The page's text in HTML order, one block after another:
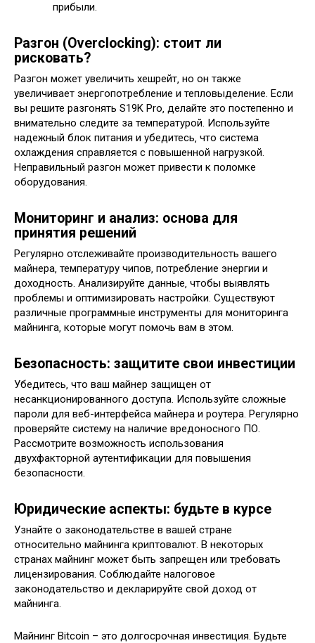
прибыли.
Разгон (Overclocking): стоит ли
рисковать?
Разгон может увеличить хешрейт‚ но он также
увеличивает энергопотребление и тепловыделение. Если
вы решите разгонять S19K Pro‚ делайте это постепенно и
внимательно следите за температурой. Используйте
надежный блок питания и убедитесь‚ что система
охлаждения справляется с повышенной нагрузкой.
Неправильный разгон может привести к поломке
оборудования.
Мониторинг и анализ: основа для
принятия решений
Регулярно отслеживайте производительность вашего
майнера‚ температуру чипов‚ потребление энергии и
доходность. Анализируйте данные‚ чтобы выявлять
проблемы и оптимизировать настройки. Существуют
различные программные инструменты для мониторинга
майнинга‚ которые могут помочь вам в этом.
Безопасность: защитите свои инвестиции
Убедитесь‚ что ваш майнер защищен от
несанкционированного доступа. Используйте сложные
пароли для веб-интерфейса майнера и роутера. Регулярно
проверяйте систему на наличие вредоносного ПО.
Рассмотрите возможность использования
двухфакторной аутентификации для повышения
безопасности.
Юридические аспекты: будьте в курсе
Узнайте о законодательстве в вашей стране
относительно майнинга криптовалют. В некоторых
странах майнинг может быть запрещен или требовать
лицензирования. Соблюдайте налоговое
законодательство и декларируйте свой доход от
майнинга.
Майнинг Bitcoin – это долгосрочная инвестиция. Будьте